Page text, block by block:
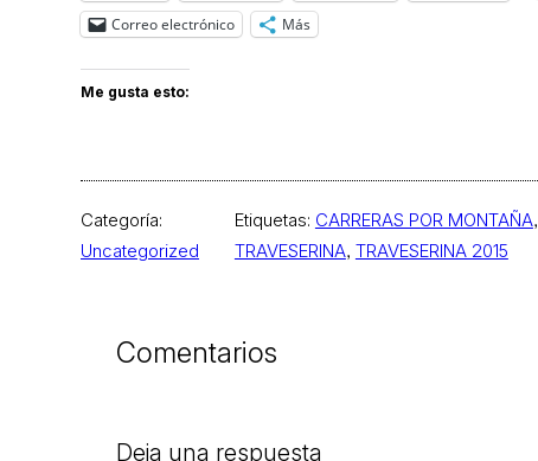
Correo electrónico
Más
Me gusta esto:
Categoría:
Uncategorized
Etiquetas: CARRERAS POR MONTAÑA,
TRAVESERINA, TRAVESERINA 2015
Comentarios
Deja una respuesta